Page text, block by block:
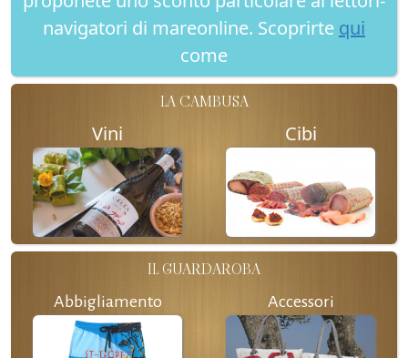
navigatori di mareonline. Scoprirte qui
come
LA CAMBUSA
Vini Cibi
IL GUARDAROBA
Abbigliamento Accessori